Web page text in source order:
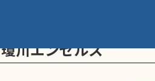
瓊川エンゼルス